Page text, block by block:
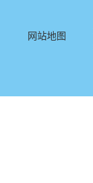
网站地图